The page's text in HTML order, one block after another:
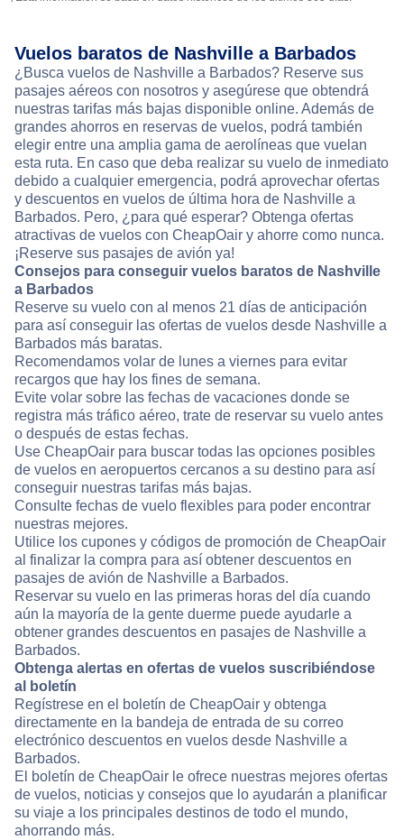
Vuelos baratos de Nashville a Barbados
¿Busca vuelos de Nashville a Barbados? Reserve sus
pasajes aéreos con nosotros y asegúrese que obtendrá
nuestras tarifas más bajas disponible online. Además de
grandes ahorros en reservas de vuelos, podrá también
elegir entre una amplia gama de aerolíneas que vuelan
esta ruta. En caso que deba realizar su vuelo de inmediato
debido a cualquier emergencia, podrá aprovechar ofertas
y descuentos en vuelos de última hora de Nashville a
Barbados. Pero, ¿para qué esperar? Obtenga ofertas
atractivas de vuelos con CheapOair y ahorre como nunca.
¡Reserve sus pasajes de avión ya!
Consejos para conseguir vuelos baratos de Nashville
a Barbados
Reserve su vuelo con al menos 21 días de anticipación
para así conseguir las ofertas de vuelos desde Nashville a
Barbados más baratas.
Recomendamos volar de lunes a viernes para evitar
recargos que hay los fines de semana.
Evite volar sobre las fechas de vacaciones donde se
registra más tráfico aéreo, trate de reservar su vuelo antes
o después de estas fechas.
Use CheapOair para buscar todas las opciones posibles
de vuelos en aeropuertos cercanos a su destino para así
conseguir nuestras tarifas más bajas.
Consulte fechas de vuelo flexibles para poder encontrar
nuestras mejores.
Utilice los cupones y códigos de promoción de CheapOair
al finalizar la compra para así obtener descuentos en
pasajes de avión de Nashville a Barbados.
Reservar su vuelo en las primeras horas del día cuando
aún la mayoría de la gente duerme puede ayudarle a
obtener grandes descuentos en pasajes de Nashville a
Barbados.
Obtenga alertas en ofertas de vuelos suscribiéndose
al boletín
Regístrese en el boletín de CheapOair y obtenga
directamente en la bandeja de entrada de su correo
electrónico descuentos en vuelos desde Nashville a
Barbados.
El boletín de CheapOair le ofrece nuestras mejores ofertas
de vuelos, noticias y consejos que lo ayudarán a planificar
su viaje a los principales destinos de todo el mundo,
ahorrando más.